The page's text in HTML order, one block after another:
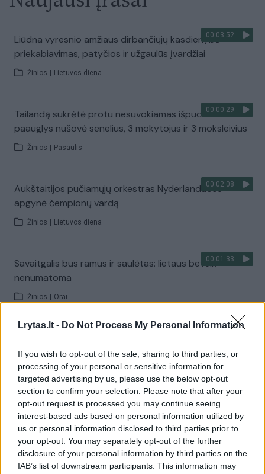
Lrytas.lt - Do Not Process My Personal Information
If you wish to opt-out of the sale, sharing to third parties, or
processing of your personal or sensitive information for
targeted advertising by us, please use the below opt-out
section to confirm your selection. Please note that after your
opt-out request is processed you may continue seeing
interest-based ads based on personal information utilized by
us or personal information disclosed to third parties prior to
your opt-out. You may separately opt-out of the further
disclosure of your personal information by third parties on the
IAB’s list of downstream participants. This information may
00:03:52
Liūdna vyresnio amžiaus dirbančiųjų kasdienybė –
priekabiavimas, patyčios ir užgaulūs įvardžiai
Žinios Lietuvos diena
00:00:29
Tailandą sukrėtė protu nesuvokiamas išpuolis:
paauglys nušovė senelius, 3 mokytojus ir 3 moksleivius
Žinios Pasaulis
00:02:08
Aukštaitijos pučiamųjų orkestras Nyderlanduose
apgynė čempionų vardą
Žinios Lietuvos diena
00:01:33
Savaitgalis bus ramus ir saulėtas: lietaus beveik
nenumatoma
Žinios Orai
Žiūrimiausi įrašai
00:00:30
Vaizdai iš tragiškos avarijos Vilniaus r.: dviejų moterų ir
vaiko gyvybių išgelbėti nepavyko
Žinios Lietuvos diena